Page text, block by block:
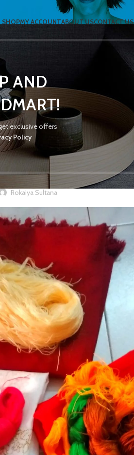
AND
exclusive offers
Policy
SHOPMY ACCOUNTABOUT USCONTACT US
Blog
Rokaiya Sultana